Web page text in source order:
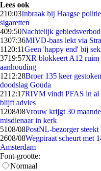
Lees ook
210:03Inbraak bij Haagse
sigaretten
409:50Nachtelijk
1307:36MIVD-baas lekt via
11 20:11Geen 'happy end' bij
3719:57XR blokkeert A12 ruim
aanhouding
1212:28Broer 135 keer
doodslag Gouda
2112:17RIVM vindt PFAS in al
blijft advies
1208/08Vrouw krijgt 30
misdienaar in kerk
5108/08PostNL-bezorger
2608/08Wegpiraat scheurt met
Amsterdam
Font-grootte:
Normaal